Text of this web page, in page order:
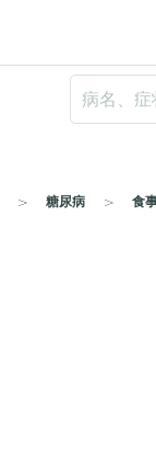
糖尿病 食